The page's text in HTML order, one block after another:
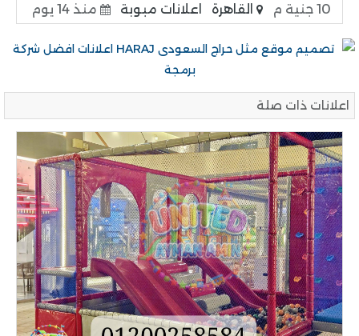
10 جنية م القاهرة اعلانات مبوبة منذ 14 يوم
اعلانات ذات صلة